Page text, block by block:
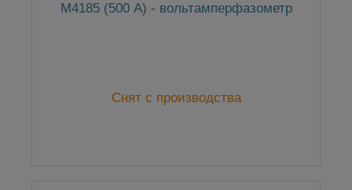
М4185 (500 А) - вольтамперфазометр
Снят с производства